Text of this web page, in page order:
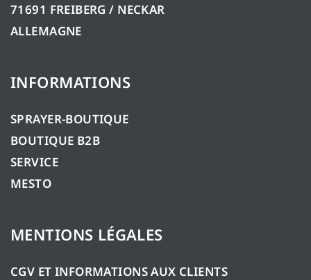
71691 FREIBERG / NECKAR
ALLEMAGNE
INFORMATIONS
SPRAYER-BOUTIQUE
BOUTIQUE B2B
SERVICE
MESTO
MENTIONS LÉGALES
CGV ET INFORMATIONS AUX CLIENTS